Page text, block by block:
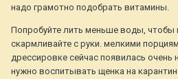
надо грамотно подобрать витамины.
Попробуйте лить меньше воды, чтобы
скармливайте с руки. мелкими
дрессировке сейчас появилась очень
нужно воспитывать щенка на